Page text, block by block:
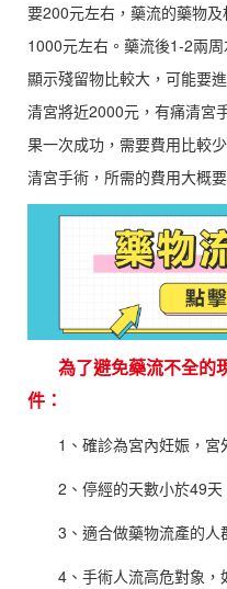
要200元左右，藥流的藥物
1000元左右。藥流後1-2兩
顯示殘留物比較大，可能要
清宮將近2000元，有痛清宮
果一次成功，需要費用比較
清宮手術，所需的費用大概
為了避免藥流不全的
件：
1、確診為宮內妊娠，宮
2、停經的天數小於49天
3、適合做藥物流產的人
4、手術人流高危對象，